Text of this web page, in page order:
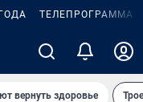
ТЕЛЕПРОГРАММА
вернуть здоровье